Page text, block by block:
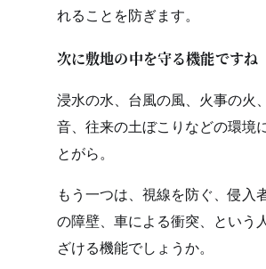
れることを防ぎます。
次に敷地の中を守る機能ですね
浸水の水、台風の風、火事の火
音、往来の土ぼこりなどの環境
とがら。
もう一つは、視線を防ぐ、侵入
の障壁、車による衝突、という
ざける機能でしょうか。